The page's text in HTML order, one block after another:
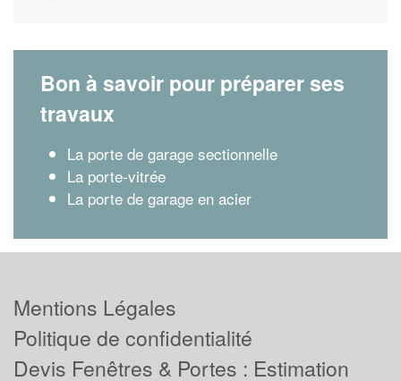
Bon à savoir pour préparer ses
travaux
La porte de garage sectionnelle
La porte-vitrée
La porte de garage en acier
Mentions Légales
Politique de confidentialité
Devis Fenêtres & Portes : Estimation